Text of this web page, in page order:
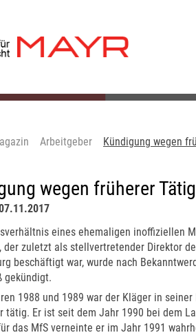
Arbeitgeber Kündigung wegen
wegen früherer
eines ehemaligen inoffiziellen
der zuletzt als stellvertretender Direktor
beschäftigt war, wurde nach
gekündigt.
1988 und 1989 war der Kläger in
tätig. Er ist seit dem Jahr 1990 bei dem
das MfS verneinte er im Jahr 1991